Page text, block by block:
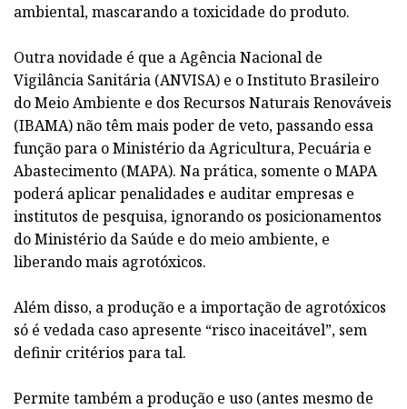
ambiental, mascarando a toxicidade do produto.
Outra novidade é que a Agência Nacional de
Vigilância Sanitária (ANVISA) e o Instituto Brasileiro
do Meio Ambiente e dos Recursos Naturais Renováveis
(IBAMA) não têm mais poder de veto, passando essa
função para o Ministério da Agricultura, Pecuária e
Abastecimento (MAPA). Na prática, somente o MAPA
poderá aplicar penalidades e auditar empresas e
institutos de pesquisa, ignorando os posicionamentos
do Ministério da Saúde e do meio ambiente, e
liberando mais agrotóxicos.
Além disso, a produção e a importação de agrotóxicos
só é vedada caso apresente “risco inaceitável”, sem
definir critérios para tal.
Permite também a produção e uso (antes mesmo de